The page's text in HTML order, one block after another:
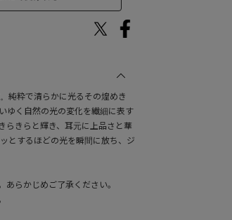
純粋で清らかに光るその煌めき
ゆく自然の光の変化を繊細に表す
らきらと輝き、耳元に上品さと華
とするほどの光を瞬間に放ち、ジ
らかじめご了承ください。